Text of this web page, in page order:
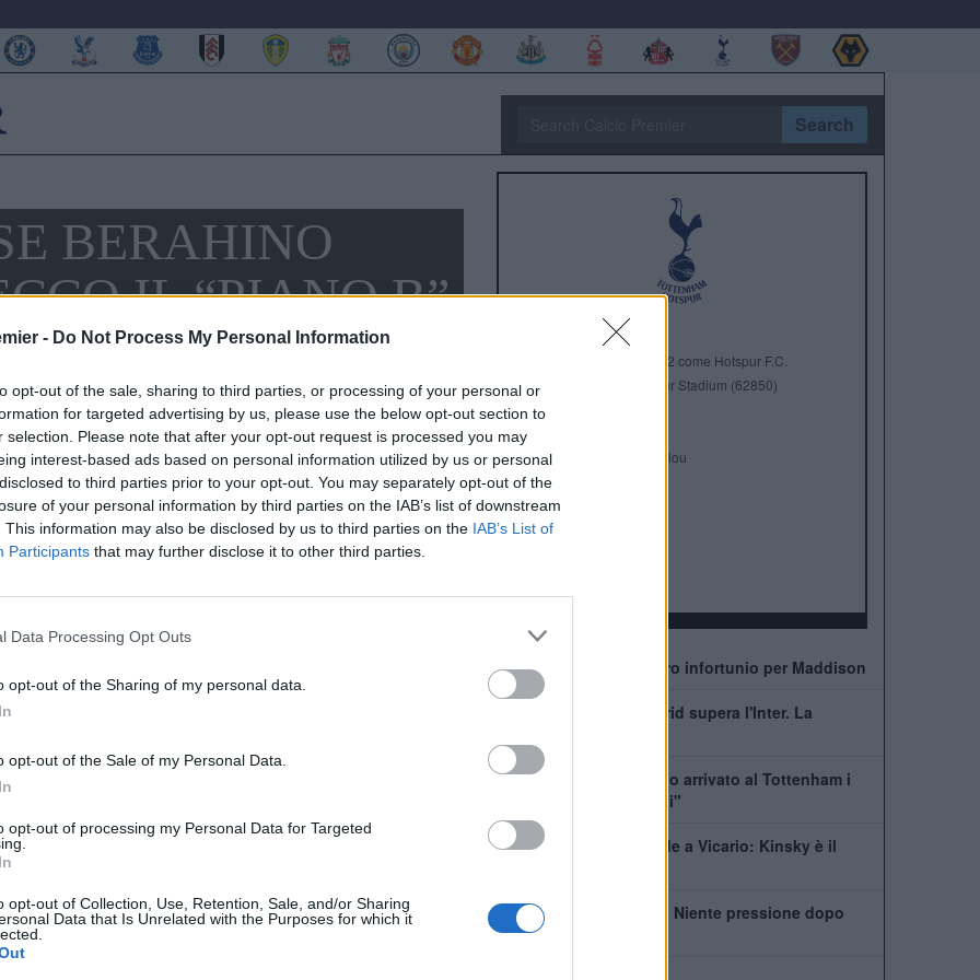
- Do Not Process My Personal Information
opt-out of the sale, sharing to third parties, or processing of your personal or
for targeted advertising by us, please use the below opt-out section to
selection. Please note that after your opt-out request is processed you may
interest-based ads based on personal information utilized by us or personal
to third parties prior to your opt-out. You may separately opt-out of the
of your personal information by third parties on the IAB’s list of downstream
This information may also be disclosed by us to third parties on the IAB’s List of
Participants that may further disclose it to other third parties.
Data Processing Opt Outs
opt-out of the Sharing of my personal data.
opt-out of the Sale of my Personal Data.
opt-out of processing my Personal Data for Targeted
opt-out of Collection, Use, Retention, Sale, and/or Sharing
Data that Is Unrelated with the Purposes for which it
Search
BERAHINO
IL “PIANO B”
in ogni particolare il mercato di gennaio che verrà. Fin da
Berahino, attaccante delWest Bromwich Albion, senza
Il club di
1882 come Hotspur F.C.
Stadio: Tottenham Hotspur Stadium (62850)
Città:
Presidente:
Manager: Ange Postecoglou
ALBO D'ORO
Premier League:
Allarme Tottenham: altro infortunio per Maddison
Romero, l'Atletico Madrid supera l'Inter. La
De Zerbi: "Quando sono arrivato al Tottenham i
giocatori erano distrutti"
Tottenham, che succede a Vicario: Kinsky è il
De Zerbi: "Kulusevski? Niente pressione dopo
l'infortunio"